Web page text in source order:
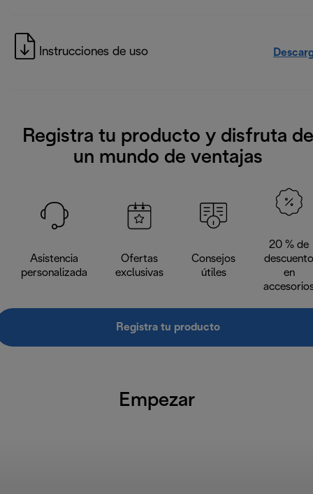
Instrucciones de uso
Registra tu producto y disfruta de
un mundo de ventajas
Asistencia
personalizada
Ofertas
exclusivas
Consejos
útiles
20 % de
descuento
en
Registra tu producto
Empezar